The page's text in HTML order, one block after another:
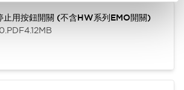
止用按鈕開關 (不含HW系列EMO開關)
.PDF4.12MB